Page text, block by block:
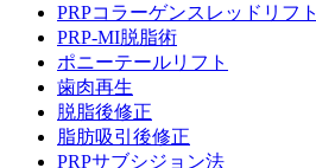
PRPコラーゲンスレッドリフト
PRP-MI脱脂術
ポニーテールリフト
歯肉再生
脱脂後修正
脂肪吸引後修正
PRPサブシジョン法